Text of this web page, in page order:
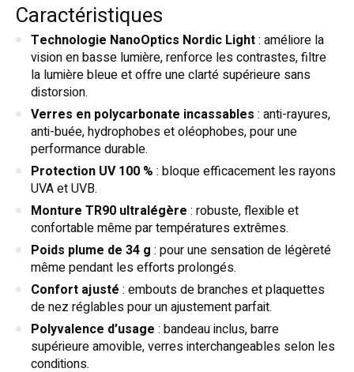
Caractéristiques
Technologie NanoOptics Nordic Light: améliore la
vision en basse lumière, renforce les contrastes, filtre
la lumière bleue et offre une clarté supérieure sans
distorsion.
Verres en polycarbonate incassables : anti-rayures,
anti-buée, hydrophobes et oléophobes, pour une
performance durable.
Protection UV 100 % : bloque efficacement les rayons
UVA et UVB.
Monture TR90 ultralégère : robuste, flexible et
confortable même par températures extrêmes.
Poids plume de 34 g : pour une sensation de légèreté
même pendant les efforts prolongés.
Confort ajusté : embouts de branches et plaquettes
de nez réglables pour un ajustement parfait.
Polyvalence d’usage : bandeau inclus, barre
supérieure amovible, verres interchangeables selon les
conditions.